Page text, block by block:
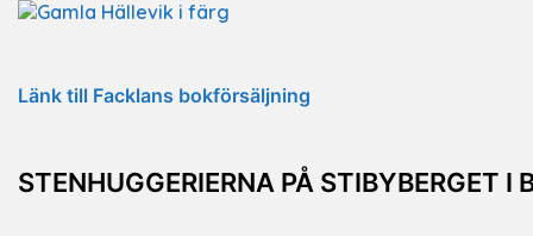
Länk till Facklans bokförsäljning
STENHUGGERIERNA PÅ STIBYBERGET